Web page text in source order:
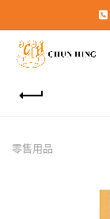
零售用品